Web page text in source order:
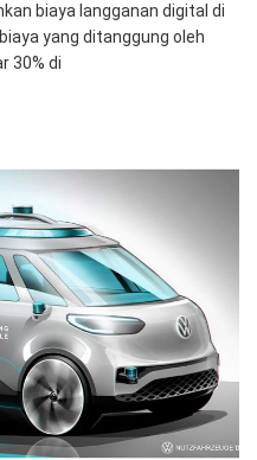
biaya langganan digital di
yang ditanggung oleh
30% di